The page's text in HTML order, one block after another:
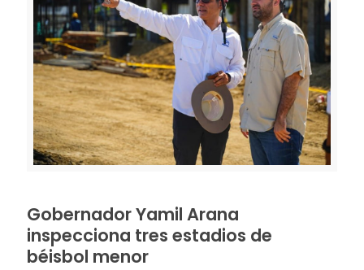
Gobernador Yamil Arana
inspecciona tres estadios de
béisbol menor